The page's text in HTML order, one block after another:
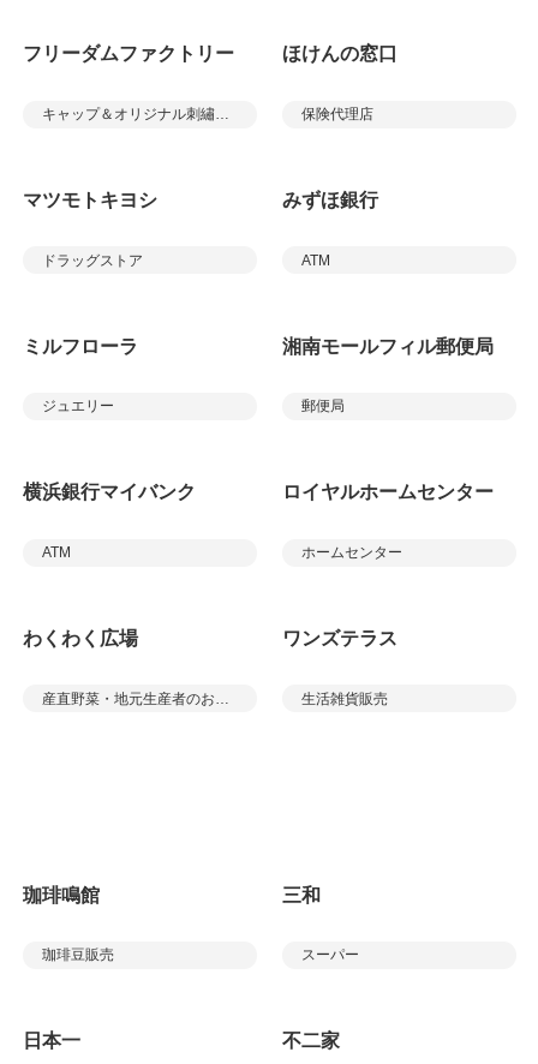
フリーダムファクトリー
キャップ＆オリジナル刺繡ショップ
ほけんの窓口
保険代理店
マツモトキヨシ
ドラッグストア
みずほ銀行
ATM
ミルフローラ
ジュエリー
湘南モールフィル郵便局
郵便局
横浜銀行マイバンク
ATM
ロイヤルホームセンター
ホームセンター
わくわく広場 ワンズテラス
生活雑貨販売
珈琲鳴館
珈琲豆販売
三和
スーパー
日本一 不二家